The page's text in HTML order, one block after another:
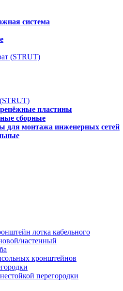
система
(STRUT)
пластины
сборные
для монтажа инженерных сетей
лотка кабельного
настенный
кронштейнов
перегородки